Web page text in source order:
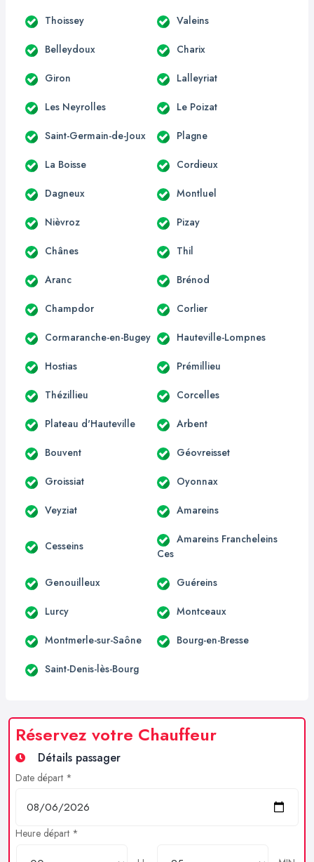
Thoissey Valeins
Belleydoux Charix
Giron Lalleyriat
Les Neyrolles Le Poizat
Saint-Germain-de-Joux Plagne
La Boisse Cordieux
Dagneux Montluel
Nièvroz Pizay
Chânes Thil
Aranc Brénod
Champdor Corlier
Cormaranche-en-Bugey Hauteville-Lompnes
Hostias Prémillieu
Thézillieu Corcelles
Plateau d'Hauteville Arbent
Bouvent Géovreisset
Groissiat Oyonnax
Veyziat Amareins
Cesseins
Amareins Francheleins
Ces
Genouilleux Guéreins
Lurcy Montceaux
Montmerle-sur-Saône Bourg-en-Bresse
Saint-Denis-lès-Bourg
Réservez votre Chauffeur
Détails passager
Date départ *
Heure départ *